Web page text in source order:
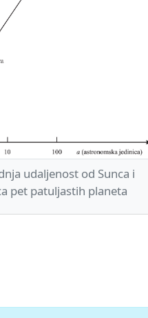
udaljenost od Sunca i
pet patuljastih planeta